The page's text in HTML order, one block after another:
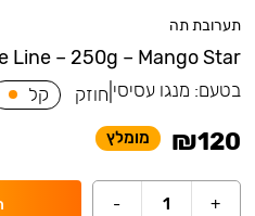
תערובת תה
Line – 250g – Mango Star
בטעם: מנגו עסיסי חוזק קל
₪120 מומלץ
+
1
-